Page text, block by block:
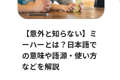
【意外と知らない】ミ
ーハーとは？日本語で
の意味や語源・使い方
などを解説